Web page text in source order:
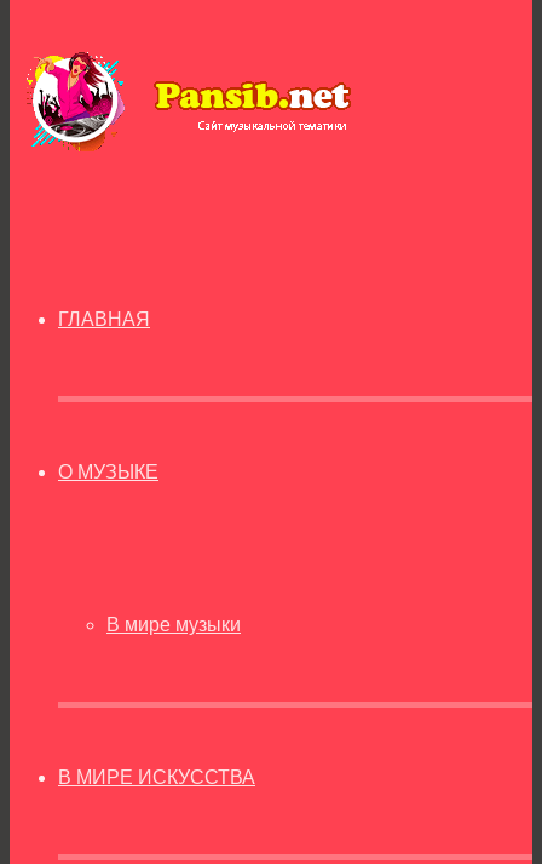
ГЛАВНАЯ
О МУЗЫКЕ
В мире музыки
В МИРЕ ИСКУССТВА